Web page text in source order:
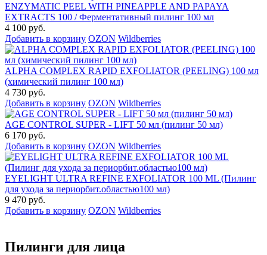
ENZYMATIC PEEL WITH PINEAPPLE AND PAPAYA
EXTRACTS 100 / Ферментативный пилинг 100 мл
4 100 руб.
Добавить в корзину OZON Wildberries
ALPHA COMPLEX RAPID EXFOLIATOR (PEELING) 100 мл
(химический пилинг 100 мл)
4 730 руб.
Добавить в корзину OZON Wildberries
AGE CONTROL SUPER - LIFT 50 мл (пилинг 50 мл)
6 170 руб.
Добавить в корзину OZON Wildberries
EYELIGHT ULTRA REFINE EXFOLIATOR 100 ML (Пилинг
для ухода за периорбит.областью100 мл)
9 470 руб.
Добавить в корзину OZON Wildberries
Пилинги для лица